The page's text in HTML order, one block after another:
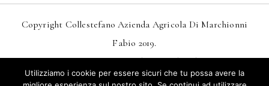
Copyright Collestefano Azienda Agricola Di Marchionni
Fabio 2019.
DesignMarkDesignStudio.itAndWebtoo.it
Privacy – Condizioni Generali Di Vendita
Utilizziamo i cookie per essere sicuri che tu possa avere la